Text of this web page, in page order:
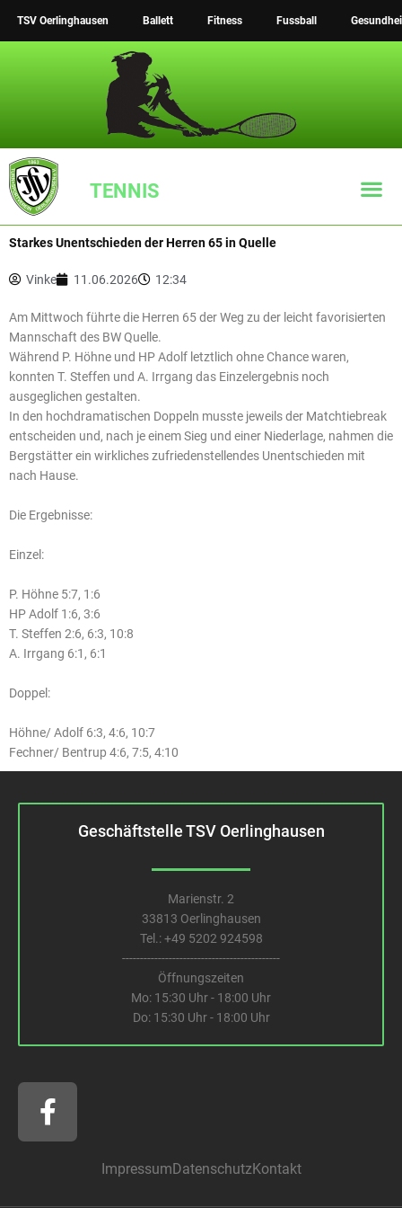
Inhalt
TSV Oerlinghausen Ballett Fitness Fussball
TENNIS
Starkes Unentschieden der Herren 65 in Quelle
Vinke 11.06.2026 12:34
Am Mittwoch führte die Herren 65 der Weg zu der leicht favorisierten
Mannschaft des BW Quelle.
Während P. Höhne und HP Adolf letztlich ohne Chance waren,
konnten T. Steffen und A. Irrgang das Einzelergebnis noch
ausgeglichen gestalten.
In den hochdramatischen Doppeln musste jeweils der Matchtiebreak
entscheiden und, nach je einem Sieg und einer Niederlage, nahmen die
Bergstätter ein wirkliches zufriedenstellendes Unentschieden mit
nach Hause.
Die Ergebnisse:
Einzel:
P. Höhne 5:7, 1:6
HP Adolf 1:6, 3:6
T. Steffen 2:6, 6:3, 10:8
A. Irrgang 6:1, 6:1
Doppel:
Höhne/ Adolf 6:3, 4:6, 10:7
Fechner/ Bentrup 4:6, 7:5, 4:10
Geschäftstelle TSV Oerlinghausen
Marienstr. 2
33813 Oerlinghausen
Tel.:+49 5202 924598
--------------------------------------------
Öffnungszeiten
Mo: 15:30 Uhr - 18:00 Uhr
Do: 15:30 Uhr - 18:00 Uhr
F
a
c
ImpressumDatenschutzKontakt